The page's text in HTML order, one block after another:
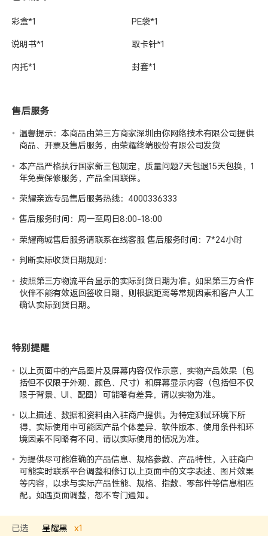
彩盒*1 PE袋*1
说明书*1 取卡针*1
内托*1 封套*1
售后服务
温馨提示：本商品由第三方商家深圳由你网络技术有限公司提供
商品、开票及售后服务，由荣耀终端股份有限公司发货
本产品严格执行国家新三包规定，质量问题7天包退15天包换，1
年免费保修服务，产品全国联保。
荣耀亲选专品售后服务热线：4000336333
售后服务时间：周一至周日8:00-18:00
荣耀商城售后服务请联系在线客服 售后服务时间：7*24小时
判断实际收货日期规则：
按照第三方物流平台显示的实际到货日期为准。如果第三方合作
伙伴不能有效返回签收日期，则根据距离等常规因素和客户人工
确认实际到货日期。
特别提醒
以上页面中的产品图片及屏幕内容仅作示意，实物产品效果（包
括但不仅限于外观、颜色、尺寸）和屏幕显示内容（包括但不仅
限于背景、UI、配图）可能略有差异，请以实物为准。
以上描述、数据和资料由入驻商户提供。为特定测试环境下所
得，实际使用中可能因产品个体差异、软件版本、使用条件和环
境因素不同略有不同，请以实际使用的情况为准。
为提供尽可能准确的产品信息、规格参数、产品特性，入驻商户
可能实时联系平台调整和修订以上页面中的文字表述、图片效果
等内容，以求与实际产品性能、规格、指数、零部件等信息相匹
配。如遇页面调整，恕不专门通知。
已选 星耀黑 x1